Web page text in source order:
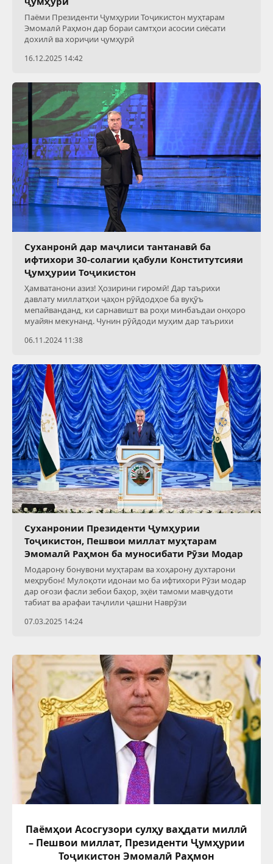
Паёми Президенти Ҷумҳурии Тоҷикистон муҳтарам
Эмомалӣ Раҳмон дар бораи самтҳои асосии сиёсати
дохилӣ ва хориҷии ҷумҳурӣ
16.12.2025 14:42
Суханронӣ дар маҷлиси тантанавӣ ба
ифтихори 30-солагии қабули Конститутсияи
Ҷумҳурии Тоҷикистон
Ҳамватанони азиз! Ҳозирини гиромӣ! Дар таърихи
давлату миллатҳои ҷаҳон рӯйдодҳое ба вуқӯъ
мепайванданд, ки сарнавишт ва роҳи минбаъдаи онҳоро
муайян мекунанд. Чунин рӯйдоди муҳим дар таърихи
06.11.2024 11:38
Суханронии Президенти Ҷумҳурии
Тоҷикистон, Пешвои миллат муҳтарам
Эмомалӣ Раҳмон ба муносибати Рӯзи Модар
Модарону бонувони муҳтарам ва хоҳарону духтарони
меҳрубон! Мулоқоти идонаи мо ба ифтихори Рӯзи модар
дар оғози фасли зебои баҳор, эҳёи тамоми мавҷудоти
табиат ва арафаи таҷлили ҷашни Наврӯзи
07.03.2025 14:24
Паёмҳои Асосгузори сулҳу ваҳдати миллӣ
– Пешвои миллат, Президенти Ҷумҳурии
Тоҷикистон Эмомалӣ Раҳмон